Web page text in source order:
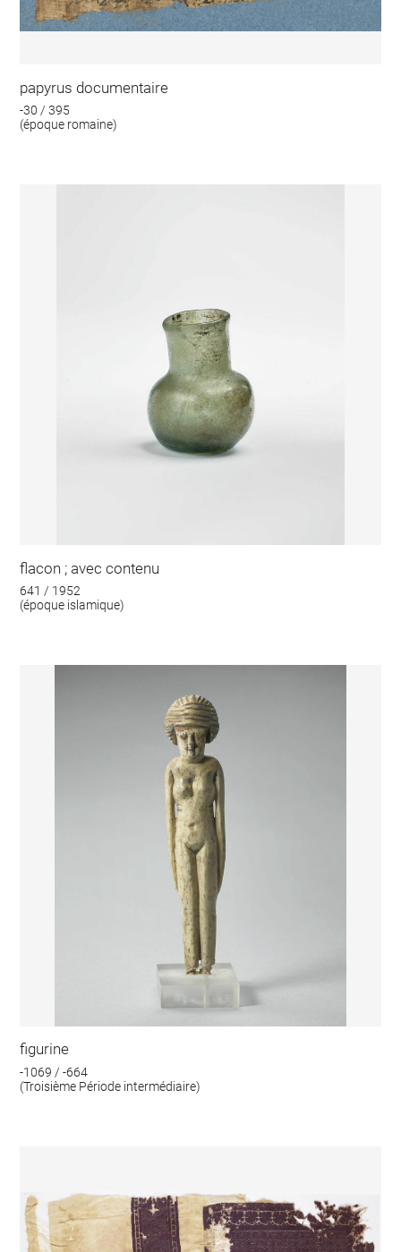
papyrus documentaire
-30 / 395
(époque romaine)
flacon ; avec contenu
641 / 1952
(époque islamique)
figurine
-1069 / -664
(Troisième Période intermédiaire)